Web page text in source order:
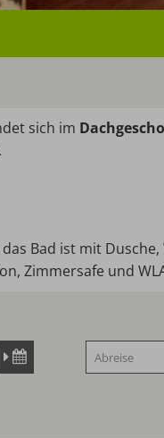
sich im
.
Bad ist mit
Zimmersafe und